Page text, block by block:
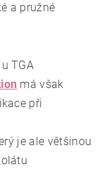
a pružné
TGA
má však
při
je ale většinou